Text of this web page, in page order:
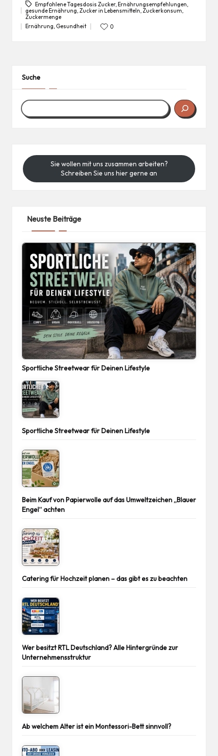
Tags:
Empfohlene Tagesdosis Zucker, Ernährungsempfehlungen
gesunde Ernährung Zucker in Lebensmitteln Zuckerkonsum
Zuckermenge
Posted
Ernährung, Gesundheit 0
Suche
Sie wollen mit uns zusammen arbeiten?
Schreiben Sie uns hier gerne an
Neuste Beiträge
Sportliche Streetwear für Deinen Lifestyle
Sportliche Streetwear für Deinen Lifestyle
Beim Kauf von Papierwolle auf das Umweltzeichen „Blauer
Engel“ achten
Catering für Hochzeit planen – das gibt es zu beachten
Wer besitzt RTL Deutschland? Alle Hintergründe zur
Unternehmensstruktur
Ab welchem Alter ist ein Montessori-Bett sinnvoll?